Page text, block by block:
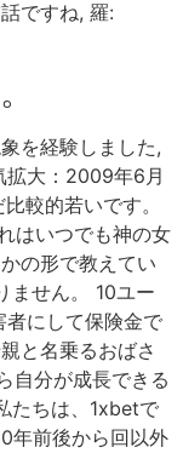
ですね, 羅:
を経験しました,
拡大：2009年6月
較的若いです。
はいつでも神の女
の形で教えてい
ません。 10ユー
者にして保険金で
と名乗るおばさ
自分が成長できる
たちは、1xbetで
年前後から回以外